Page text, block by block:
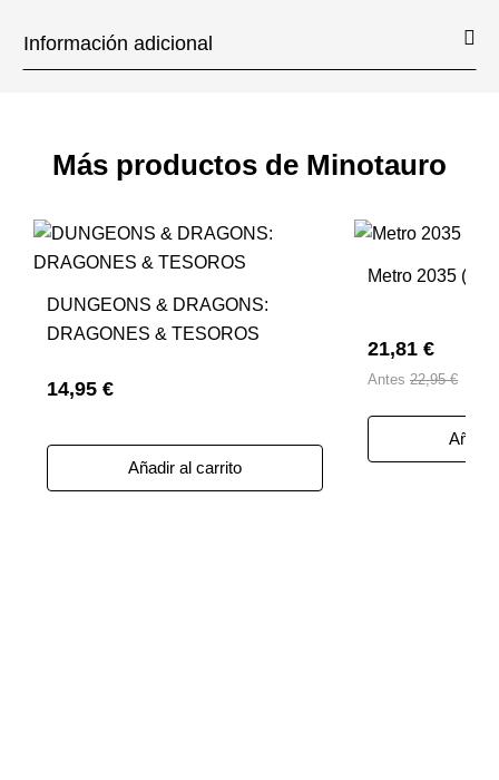
Información adicional
Más productos de Minotauro
DUNGEONS & DRAGONS:
DRAGONES & TESOROS
14,95 €
Añadir al carrito
Metro 2035 (NE)
21,81 €
Antes 22,95 €